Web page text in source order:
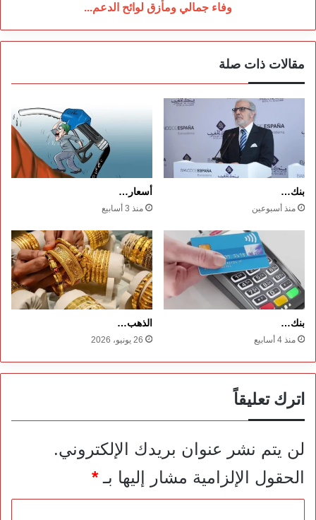
وفاء جمالي ومأزق لوائح الدعم...
مقالات ذات صلة
بنك…
منذ أسبوعين
أسعار…
منذ 3 أسابيع
بنك…
منذ 4 أسابيع
الذهب…
26 يونيو، 2026
اترك تعليقاً
لن يتم نشر عنوان بريدك الإلكتروني.
الحقول الإلزامية مشار إليها بـ*